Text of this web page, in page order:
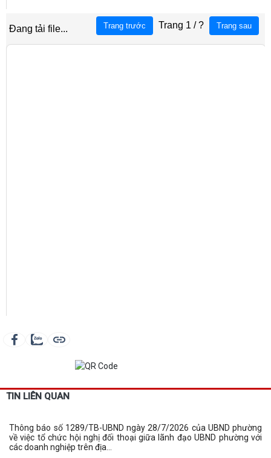
TIN LIÊN QUAN
Thông báo số 1289/TB-UBND ngày 28/7/2026 của UBND phường
về việc tổ chức hội nghị đối thoại giữa lãnh đạo UBND phường với
các doanh nghiệp trên địa...